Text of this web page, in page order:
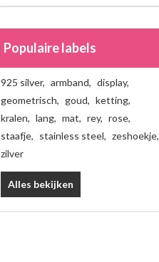
Populaire labels
925 silver, armband, display,
geometrisch, goud, ketting,
kralen, lang, mat, rey, rose,
staafje, stainless steel, zeshoekje,
zilver
Alles bekijken